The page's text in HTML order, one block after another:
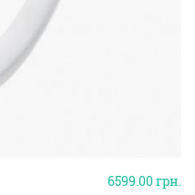
6599.00грн.